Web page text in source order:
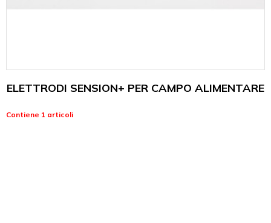
ELETTRODI SENSION+ PER CAMPO ALIMENTARE
Contiene 1 articoli